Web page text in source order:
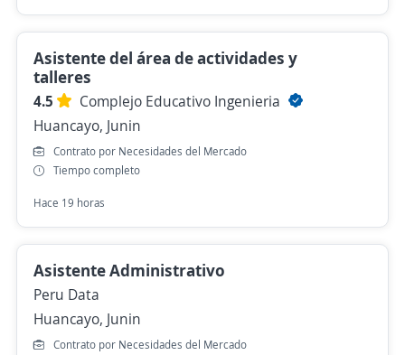
Asistente del área de actividades y
talleres
4.5
Complejo Educativo Ingenieria
Huancayo, Junin
Contrato por Necesidades del Mercado
Tiempo completo
Hace 19 horas
Asistente Administrativo
Peru Data
Huancayo, Junin
Contrato por Necesidades del Mercado